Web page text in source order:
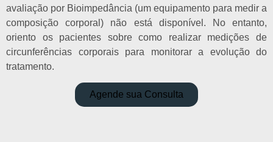
avaliação por Bioimpedância (um equipamento para medir a
composição corporal) não está disponível. No entanto,
oriento os pacientes sobre como realizar medições de
circunferências corporais para monitorar a evolução do
tratamento.
Agende sua Consulta